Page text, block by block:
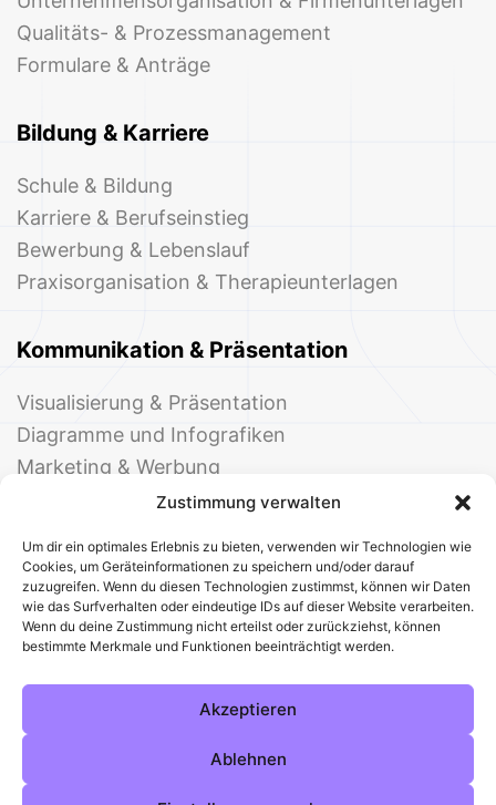
Zustimmung verwalten
Um dir ein optimales Erlebnis zu bieten, verwenden wir Technologien wie
Cookies, um Geräteinformationen zu speichern und/oder darauf
zuzugreifen. Wenn du diesen Technologien zustimmst, können wir Daten
wie das Surfverhalten oder eindeutige IDs auf dieser Website verarbeiten.
Wenn du deine Zustimmung nicht erteilst oder zurückziehst, können
bestimmte Merkmale und Funktionen beeinträchtigt werden.
Akzeptieren
Ablehnen
Qualitäts- & Prozessmanagement
Formulare & Anträge
Bildung & Karriere
Schule & Bildung
Karriere & Berufseinstieg
Bewerbung & Lebenslauf
Praxisorganisation & Therapieunterlagen
Kommunikation & Präsentation
Visualisierung & Präsentation
Diagramme und Infografiken
Marketing & Werbung
Events & Einladungen
© 2025 Deine Welt der Office-Vorlagen
Alle VorlagenÜber unsKontakt
DatenschutzCookies